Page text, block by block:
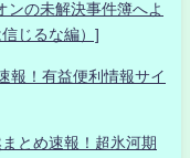
ンの未解決事件簿へよ
じるな編）]
！有益便利情報サイ
とめ速報！超氷河期